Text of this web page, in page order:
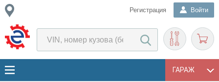
Регистрация Войти
ГАРАЖ